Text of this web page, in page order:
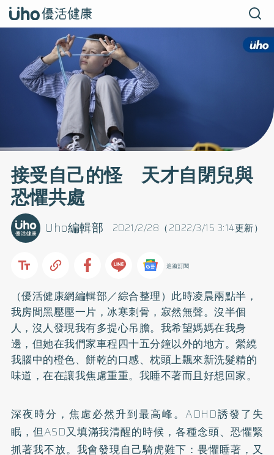
接受自己的怪 天才自閉兒與
恐懼共處
2021/2/28（2022/3/15 3:14更新）
Uho編輯部
追蹤訂閱
（優活健康網編輯部／綜合整理）此時凌晨兩點半，
我房間黑壓壓一片，冰寒刺骨，寂然無聲。沒半個
人，沒人發現我有多提心吊膽。我希望媽媽在我身
邊，但她在我們家車程四十五分鐘以外的地方。縈繞
我腦中的橙色、餅乾的口感、枕頭上飄來新洗髮精的
味道，在在讓我焦慮重重。我睡不著而且好想回家。
深夜時分，焦慮必然升到最高峰。ADHD誘發了失
眠 ，但ASD又填滿我清醒的時候，各種念頭、恐懼緊
抓著我不放。我會發現自己騎虎難下：畏懼睡著，又